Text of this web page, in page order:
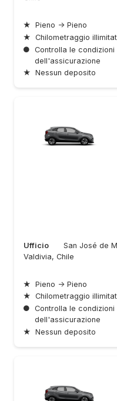
★ Pieno → Pieno
★ Chilometraggio
● Controlla le condizioni
dell'assicurazione
★ Nessun deposito
Ufficio
San José de
Valdivia, Chile
★ Pieno → Pieno
★ Chilometraggio
● Controlla le condizioni
dell'assicurazione
★ Nessun deposito